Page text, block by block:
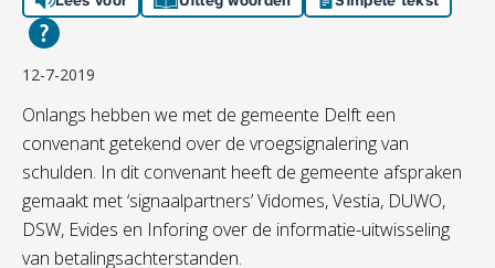
12-7-2019
Onlangs hebben we met de gemeente Delft een
convenant getekend over de vroegsignalering van
schulden. In dit convenant heeft de gemeente afspraken
gemaakt met ‘signaalpartners’ Vidomes, Vestia, DUWO,
DSW, Evides en Inforing over de informatie-uitwisseling
van betalingsachterstanden.